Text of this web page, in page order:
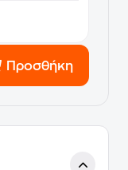
Προσθήκη